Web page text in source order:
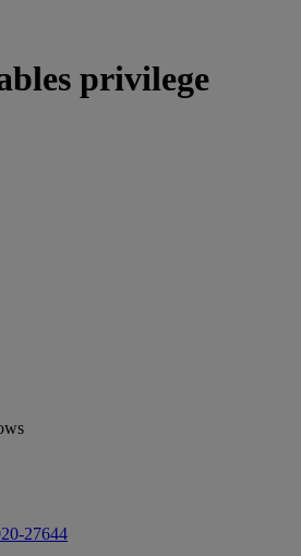
privilege
27644